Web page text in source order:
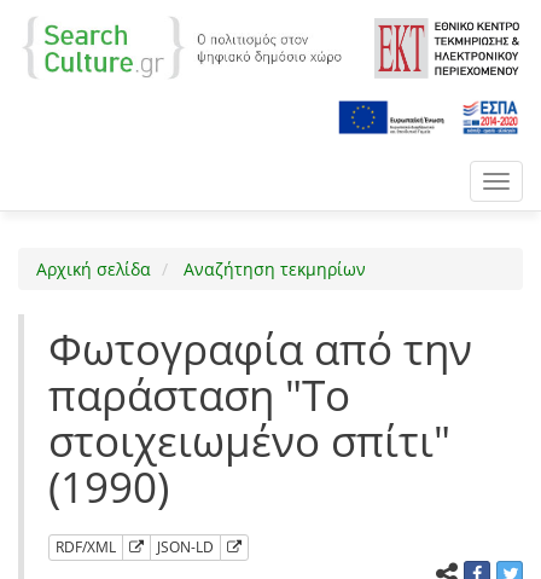
Αρχική σελίδα Αναζήτηση τεκμηρίων
Φωτογραφία από την
παράσταση "Το
στοιχειωμένο σπίτι"
(1990)
RDF/XML JSON-LD